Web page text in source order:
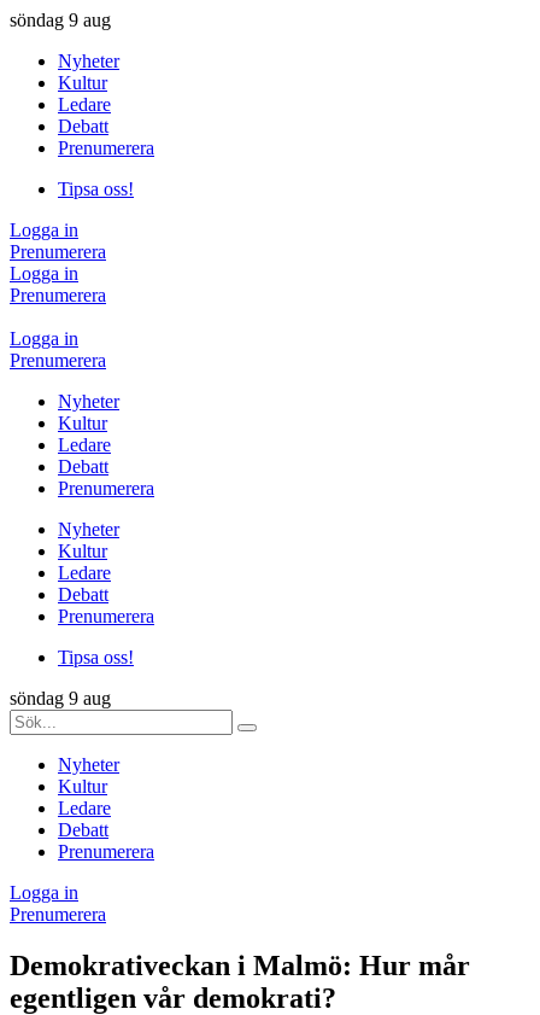
söndag 9 aug
Nyheter
Kultur
Ledare
Debatt
Prenumerera
Tipsa oss!
Logga in
Prenumerera
Logga in
Prenumerera
Logga in
Prenumerera
Nyheter
Kultur
Ledare
Debatt
Prenumerera
Nyheter
Kultur
Ledare
Debatt
Prenumerera
Tipsa oss!
söndag 9 aug
Nyheter
Kultur
Ledare
Debatt
Prenumerera
Logga in
Prenumerera
Demokrativeckan i Malmö: Hur mår
egentligen vår demokrati?